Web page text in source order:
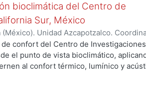
bioclimática del Centro de
Sur, México
Unidad Azcapotzalco.
)García Tavera, José Luis
confort del Centro de Investigaciones
el punto de vista bioclimático,
al confort térmico, lumínico y